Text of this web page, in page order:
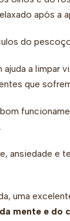
após a
do
a limpar
que
ansiedade e
uma
mente e do